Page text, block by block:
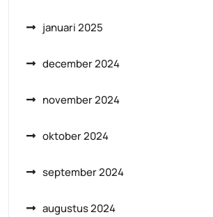
januari 2025
december 2024
november 2024
oktober 2024
september 2024
augustus 2024